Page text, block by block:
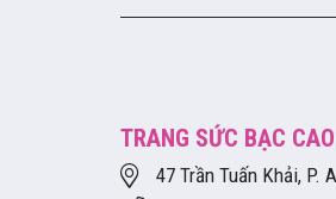
TRANG SỨC BẠC
47 Trần Tuấn Khải, P.